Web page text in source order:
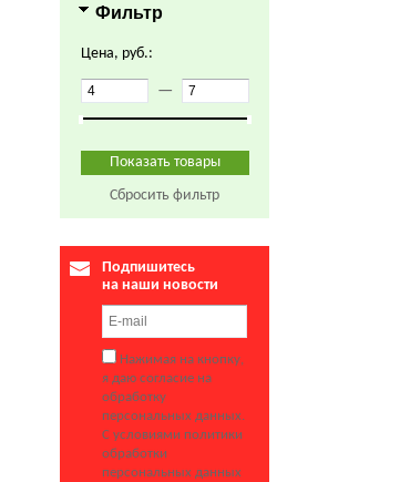
Фильтр
Цена, руб.:
—
Сбросить фильтр
Подпишитесь
на наши новости
Нажимая на кнопку,
я даю согласие на
обработку
персональных данных.
С условиями политики
обработки
персональных данных